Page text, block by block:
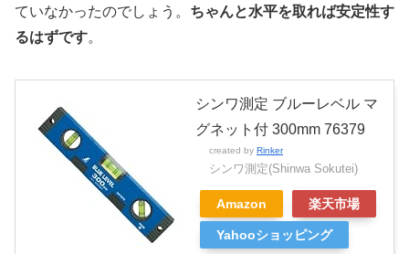
ていなかったのでしょう。 ちゃんと水平を取れば安定性す
るはずです。
シンワ測定 ブルーレベル マ
グネット付 300mm 76379
created by Rinker
シンワ測定(Shinwa Sokutei)
Amazon 楽天市場
Yahooショッピング